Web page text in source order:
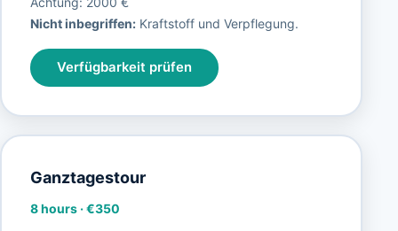
Nicht inbegriffen:Kraftstoff und Verpflegung.
Verfügbarkeit prüfen
Ganztagestour
8 hours·€350